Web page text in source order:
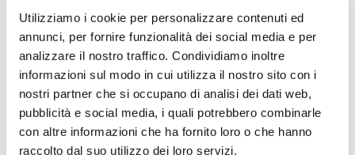
Utilizziamo i cookie per personalizzare contenuti ed
annunci, per fornire funzionalità dei social media e per
analizzare il nostro traffico. Condividiamo inoltre
informazioni sul modo in cui utilizza il nostro sito con i
nostri partner che si occupano di analisi dei dati web,
pubblicità e social media, i quali potrebbero combinarle
con altre informazioni che ha fornito loro o che hanno
raccolto dal suo utilizzo dei loro servizi.
Microsoft ha annunciato la decisione di
adottare lo stesso standardopenper i
plugin che OpenAI ha introdotto per
ChatGPT, rendendo possibile
l’interoperabilità tra ChatGPT e
l’ampia offerta di copilot di Microsoft.
Gli sviluppatori potranno ora, quindi,
utilizzareun’unica piattaforma per